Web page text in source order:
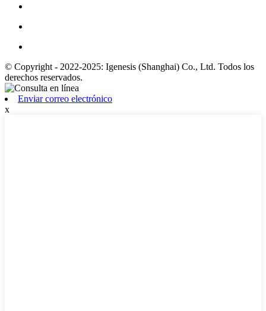
© Copyright - 2022-2025: Igenesis (Shanghai) Co., Ltd. Todos los
derechos reservados.
Enviar correo electrónico
x